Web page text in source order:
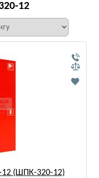
12
(ШПК-320-12)